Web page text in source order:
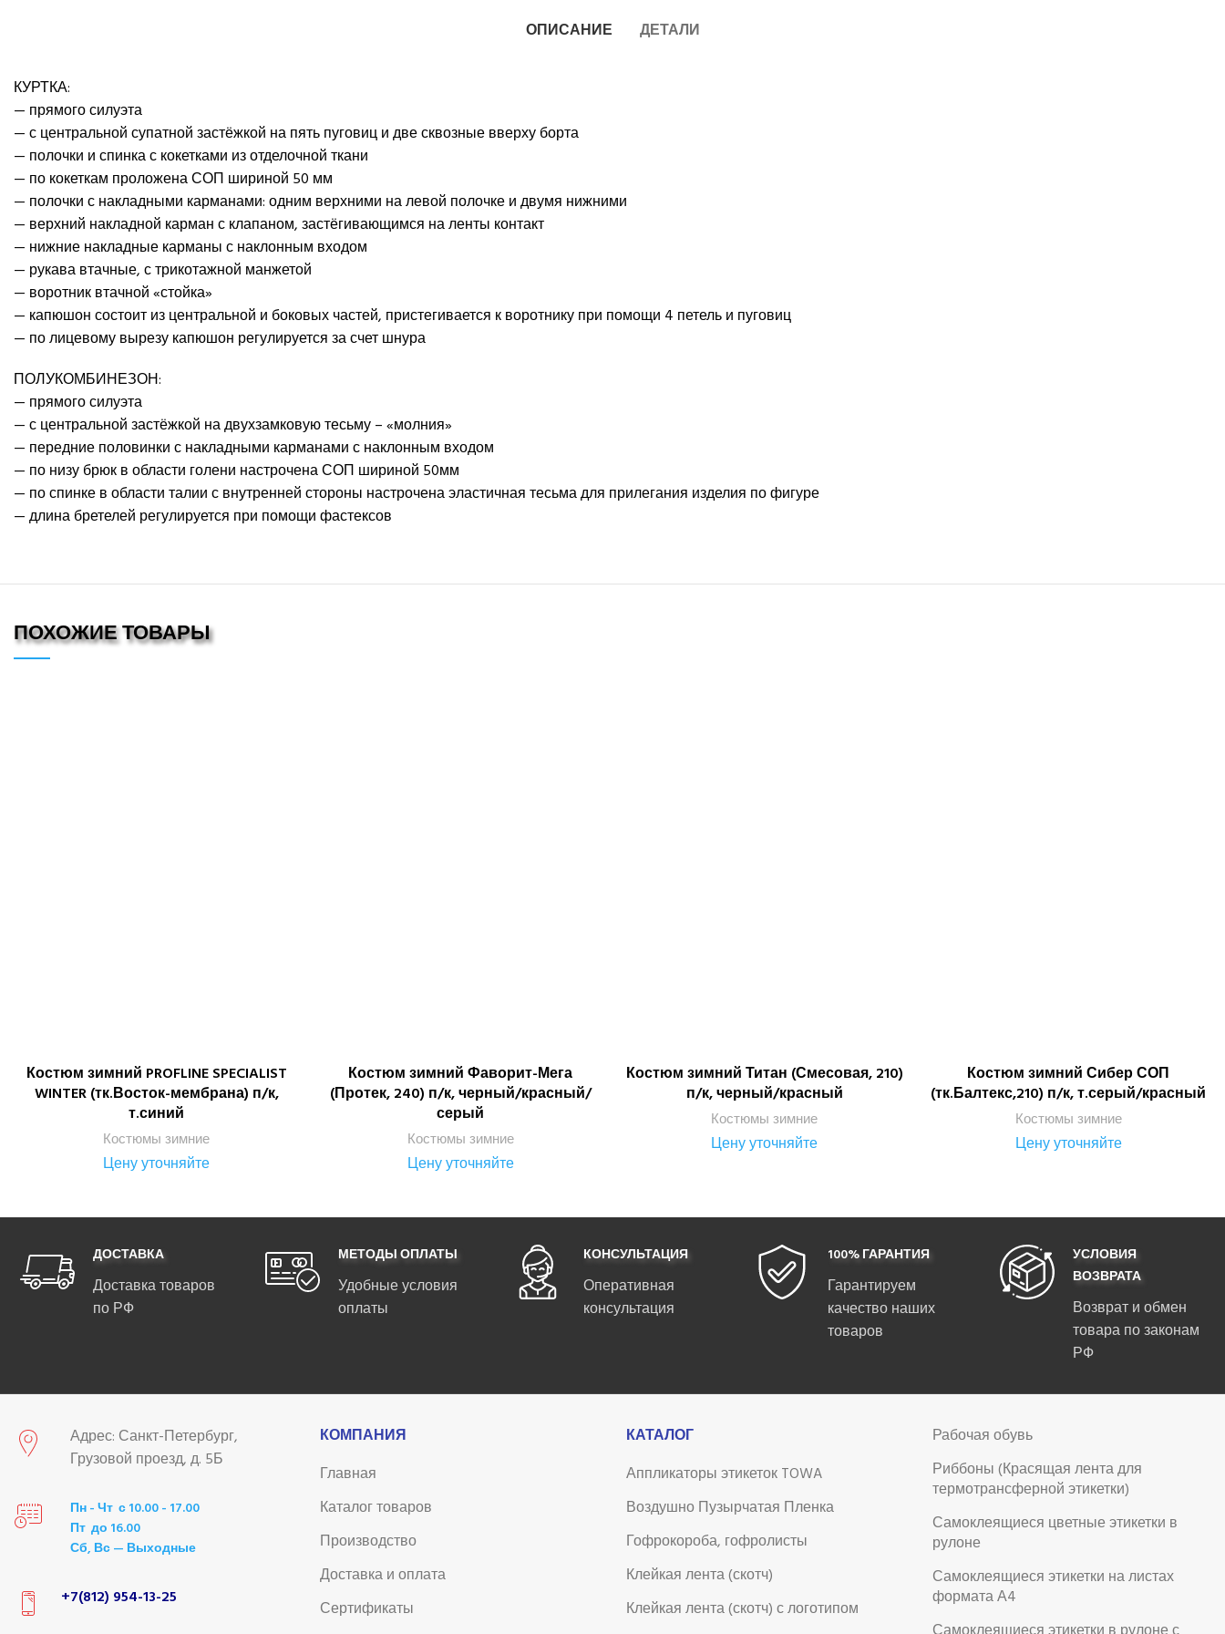
ОПИСАНИЕ ДЕТАЛИ
КУРТКА:
— прямого силуэта
— с центральной супатной застёжкой на пять пуговиц и две сквозные вверху борта
— полочки и спинка с кокетками из отделочной ткани
— по кокеткам проложена СОП шириной 50 мм
— полочки с накладными карманами: одним верхними на левой полочке и двумя нижними
— верхний накладной карман с клапаном, застёгивающимся на ленты контакт
— нижние накладные карманы с наклонным входом
— рукава втачные, с трикотажной манжетой
— воротник втачной «стойка»
— капюшон состоит из центральной и боковых частей, пристегивается к воротнику при помощи 4 петель и пуговиц
— по лицевому вырезу капюшон регулируется за счет шнура
ПОЛУКОМБИНЕЗОН:
— прямого силуэта
— с центральной застёжкой на двухзамковую тесьму – «молния»
— передние половинки с накладными карманами с наклонным входом
— по низу брюк в области голени настрочена СОП шириной 50мм
— по спинке в области талии с внутренней стороны настрочена эластичная тесьма для прилегания изделия по фигуре
— длина бретелей регулируется при помощи фастексов
ПОХОЖИЕ ТОВАРЫ
ПОДРОБНЕЕ
Костюм зимний PROFLINE SPECIALIST
WINTER (тк.Восток-мембрана) п/к,
т.синий
Костюмы зимние
Цену уточняйте
ПОДРОБНЕЕ
Костюм зимний Фаворит-Мега
(Протек, 240) п/к, черный/красный/
серый
Костюмы зимние
Цену уточняйте
ПОДРОБНЕЕ
Костюм зимний Титан (Смесовая, 210)
п/к, черный/красный
Костюмы зимние
Цену уточняйте
ПОДРОБНЕЕ
Костюм зимний Сибер СОП
(тк.Балтекс,210) п/к, т.серый/красный
Костюмы зимние
Цену уточняйте
ДОСТАВКА
Доставка товаров
по РФ
МЕТОДЫ ОПЛАТЫ
Удобные условия
оплаты
КОНСУЛЬТАЦИЯ
Оперативная
консультация
100% ГАРАНТИЯ
Гарантируем
качество наших
товаров
УСЛОВИЯ
ВОЗВРАТА
Возврат и обмен
товара по законам
РФ
Адрес: Санкт-Петербург,
Грузовой проезд, д. 5Б
Пн - Чт с 10.00 - 17.00
Пт до 16.00
Сб, Вс — Выходные
+7(812) 954-13-25
КОМПАНИЯ
Главная
Каталог товаров
Производство
Доставка и оплата
Сертификаты
КАТАЛОГ
Аппликаторы этикеток TOWA
Воздушно Пузырчатая Пленка
Гофрокороба, гофролисты
Клейкая лента (скотч)
Клейкая лента (скотч) с логотипом
Рабочая обувь
Риббоны (Красящая лента для
термотрансферной этикетки)
Самоклеящиеся цветные этикетки в
рулоне
Самоклеящиеся этикетки на листах
формата А4